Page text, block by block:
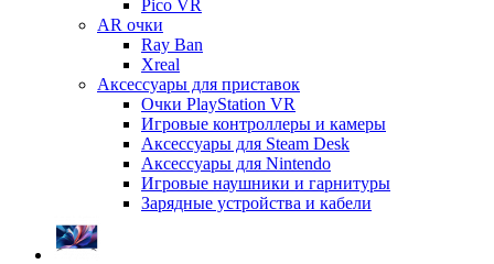
Pico VR
AR очки
Ray Ban
Xreal
Аксессуары для приставок
Очки PlayStation VR
Игровые контроллеры и камеры
Аксессуары для Steam Desk
Аксессуары для Nintendo
Игровые наушники и гарнитуры
Зарядные устройства и кабели